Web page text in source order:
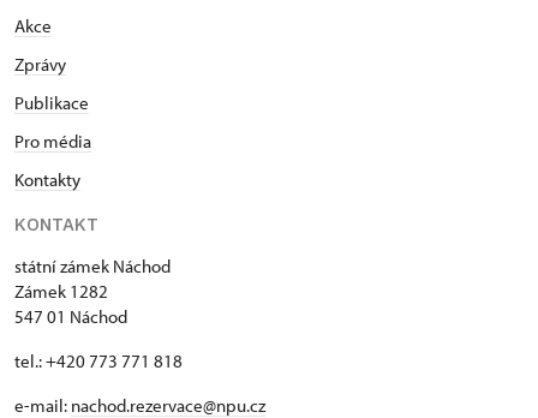
Akce
Zprávy
Publikace
Pro média
Kontakty
KONTAKT
státní zámek Náchod
Zámek 1282
547 01 Náchod
tel.: +420 773 771 818
e-mail: nachod.rezervace@npu.cz